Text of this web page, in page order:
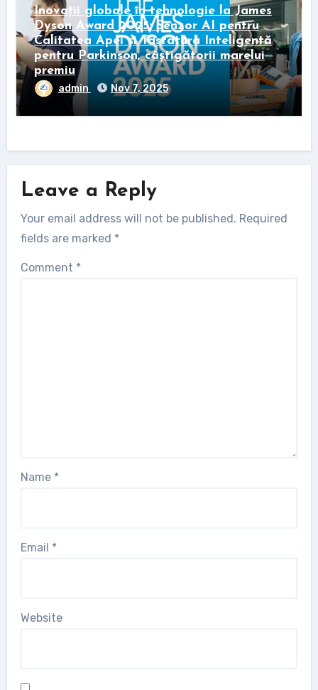
Inovații globale în tehnologie la James
Dyson Award 2025: Senzor AI pentru
Calitatea Apei și Tastatura Inteligentă
pentru Parkinson, câștigătorii marelui
premiu
admin Nov 7, 2025
Leave a Reply
Your email address will not be published. Required
fields are marked *
Comment *
Name *
Email *
Website